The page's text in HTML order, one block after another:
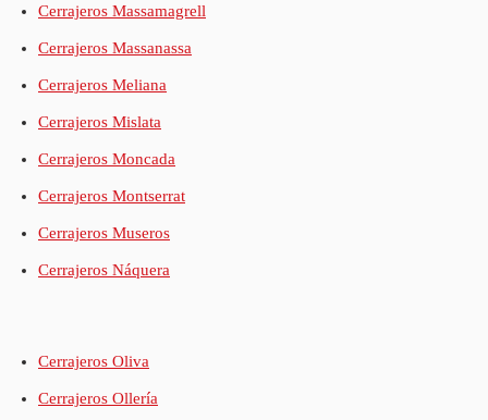
Cerrajeros Massamagrell
Cerrajeros Massanassa
Cerrajeros Meliana
Cerrajeros Mislata
Cerrajeros Moncada
Cerrajeros Montserrat
Cerrajeros Museros
Cerrajeros Náquera
Cerrajeros Oliva
Cerrajeros Ollería